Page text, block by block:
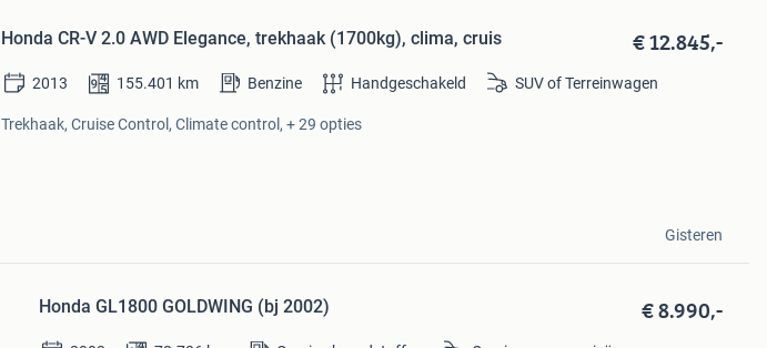
Honda CR-V 2.0 AWD Elegance, trekhaak (1700kg), clima, cruis € 12.845,-
2013 155.401 km Benzine Handgeschakeld SUV of Terreinwagen
Trekhaak, Cruise Control, Climate control, + 29 opties
Gisteren
Honda GL1800 GOLDWING (bj 2002) € 8.990,-